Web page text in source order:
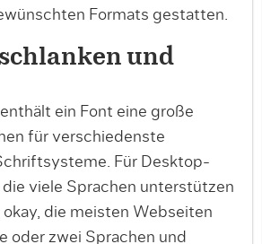
Formats gestatten.
und
ein Font eine große
für verschiedenste
Für Desktop-
viele Spra­chen unterstützen
okay, die meisten Webseiten
oder zwei Sprachen und